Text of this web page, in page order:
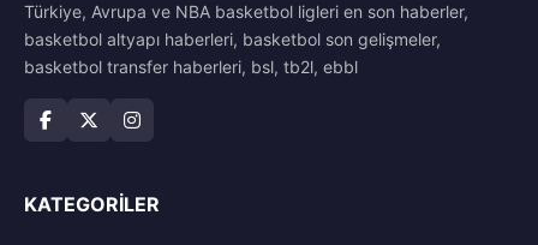
Türkiye, Avrupa ve NBA basketbol ligleri en son haberler,
basketbol altyapı haberleri, basketbol son gelişmeler,
basketbol transfer haberleri, bsl, tb2l, ebbl
KATEGORILER